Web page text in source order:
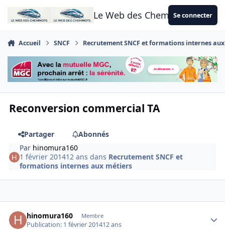
Aller au contenu
Le Web des CheminotsSe connecter
Accueil SNCF Recrutement SNCF et formations internes
Reconversion commercial TA
Partager
Abonnés
Par hinomura160
1 février 201412 ans dans Recrutement SNCF et
formations internes aux métiers
hinomura160 Membre
Publication: 1 février 201412 ans